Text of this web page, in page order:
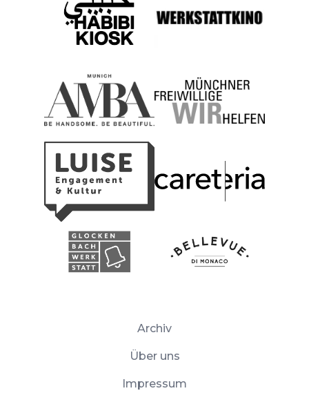
Archiv
Über uns
Impressum